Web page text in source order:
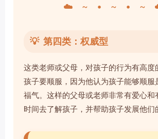
☁️ ~ • ~ • ~
💡 第四类：权威型
这类老师或父母，对孩子的行为有高度
孩子要顺服，因为他认为孩子能够顺服
福气。这样的父母或老师非常有爱心和
时间去了解孩子，并帮助孩子发展他们